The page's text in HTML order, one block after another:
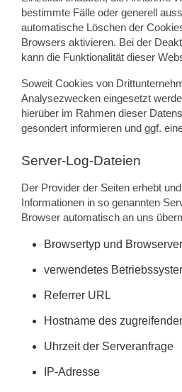
bestimmte Fälle oder generell
automatische Löschen der
Browsers aktivieren. Bei der
kann die Funktionalität dieser
Soweit Cookies von
Analysezwecken eingesetzt
hierüber im Rahmen dieser
gesondert informieren und ggf.
Server-Log-Dateien
Der Provider der Seiten erhebt
Informationen in so genannten
Browser automatisch an uns
Browsertyp und
verwendetes
Referrer URL
Hostname des
Uhrzeit der Serveranfrage
IP-Adresse